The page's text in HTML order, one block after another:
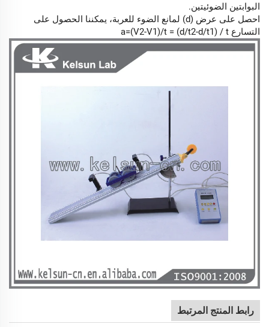
البوابتين الضوئيتين.
احصل على عرض (d) لمانع الضوء للعربة، يمكننا الحصول على
التسارع a=(V2-V1)/t = (d/t2-d/t1) / t
رابط المنتج المرتبط